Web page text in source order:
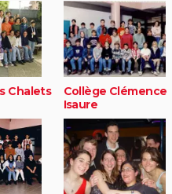
Chalets
Collège Clémence
Isaure